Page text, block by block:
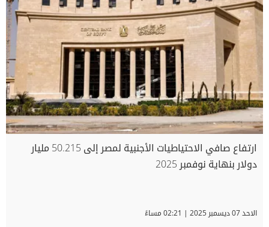
ارتفاع صافي الاحتياطيات الأجنبية لمصر إلى 50.215 مليار
دولار بنهاية نوفمبر 2025
الاحد 07 ديسمبر 2025 | 02:21 مساءً